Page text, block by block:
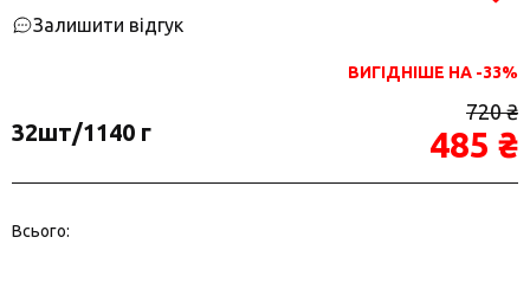
Залишити відгук
ВИГІДНІШЕ НА -33%
32шт/1140 г
720 ₴
485 ₴
Всього: